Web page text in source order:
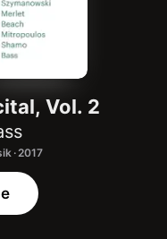
Vol. 2
· 2017